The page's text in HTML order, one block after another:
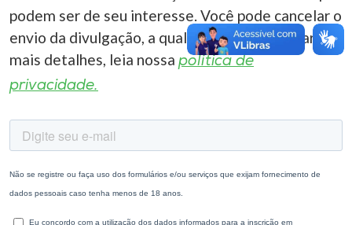
podem ser de seu interesse. Você pode cancelar o
envio da divulgação, a qualquer momento. Para
mais detalhes, leia nossa política de
privacidade.